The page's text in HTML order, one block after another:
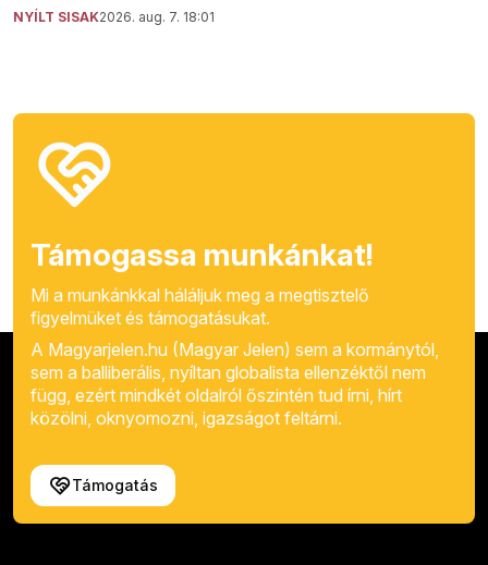
NYÍLT SISAK2026. aug. 7. 18:01
Támogassa munkánkat!
Mi a munkánkkal háláljuk meg a megtisztelő
figyelmüket és támogatásukat.
A Magyarjelen.hu (Magyar Jelen) sem a kormánytól,
sem a balliberális, nyíltan globalista ellenzéktől nem
függ, ezért mindkét oldalról őszintén tud írni, hírt
közölni, oknyomozni, igazságot feltárni.
Támogatás